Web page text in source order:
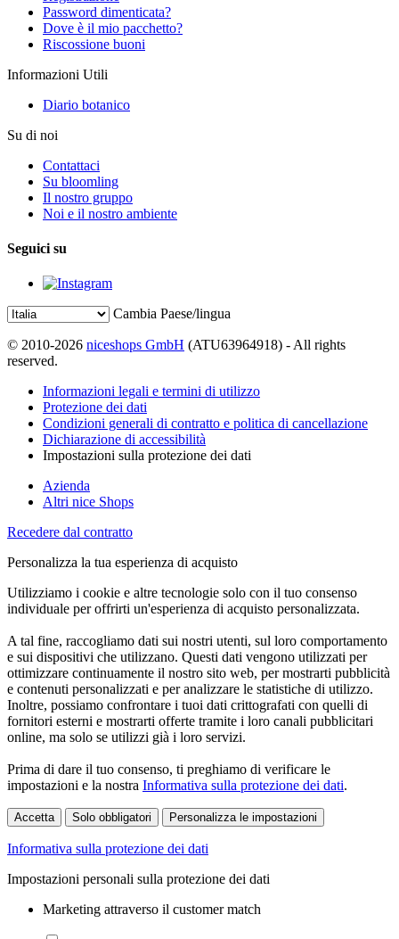
Password dimenticata?
Dove è il mio pacchetto?
Riscossione buoni
Informazioni Utili
Diario botanico
Su di noi
Contattaci
Su bloomling
Il nostro gruppo
Noi e il nostro ambiente
Seguici su
Cambia Paese/lingua
© 2010-2026 niceshops GmbH (ATU63964918) - All rights
reserved.
Informazioni legali e termini di utilizzo
Protezione dei dati
Condizioni generali di contratto e politica di cancellazione
Dichiarazione di accessibilità
Impostazioni sulla protezione dei dati
Azienda
Altri nice Shops
Recedere dal contratto
Personalizza la tua esperienza di acquisto
Utilizziamo i cookie e altre tecnologie solo con il tuo consenso
individuale per offrirti un'esperienza di acquisto personalizzata.
A tal fine, raccogliamo dati sui nostri utenti, sul loro comportamento
e sui dispositivi che utilizzano. Questi dati vengono utilizzati per
ottimizzare continuamente il nostro sito web, per mostrarti pubblicità
e contenuti personalizzati e per analizzare le statistiche di utilizzo.
Inoltre, possiamo confrontare i tuoi dati crittografati con quelli di
fornitori esterni e mostrarti offerte tramite i loro canali pubblicitari
online, ma solo se utilizzi già i loro servizi.
Prima di dare il tuo consenso, ti preghiamo di verificare le
impostazioni e la nostra Informativa sulla protezione dei dati.
Accetta Solo obbligatori Personalizza le impostazioni
Informativa sulla protezione dei dati
Impostazioni personali sulla protezione dei dati
Marketing attraverso il customer match